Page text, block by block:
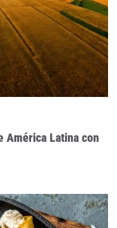
América Latina con